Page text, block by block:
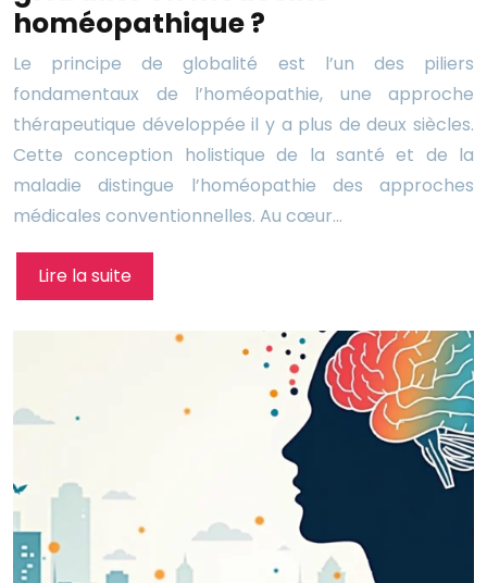
homéopathique ?
Le principe de globalité est l’un des piliers
fondamentaux de l’homéopathie, une approche
thérapeutique développée il y a plus de deux siècles.
Cette conception holistique de la santé et de la
maladie distingue l’homéopathie des approches
médicales conventionnelles. Au cœur…
Lire la suite